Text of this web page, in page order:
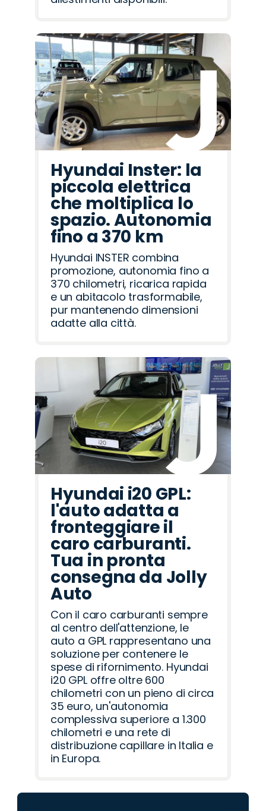
Hyundai Inster: la
piccola elettrica
che moltiplica lo
spazio. Autonomia
fino a 370 km
Hyundai INSTER combina
promozione, autonomia fino a
370 chilometri, ricarica rapida
e un abitacolo trasformabile,
pur mantenendo dimensioni
adatte alla città.
Hyundai i20 GPL:
l'auto adatta a
fronteggiare il
caro carburanti.
Tua in pronta
consegna da Jolly
Auto
Con il caro carburanti sempre
al centro dell'attenzione, le
auto a GPL rappresentano una
soluzione per contenere le
spese di rifornimento. Hyundai
i20 GPL offre oltre 600
chilometri con un pieno di circa
35 euro, un'autonomia
complessiva superiore a 1.300
chilometri e una rete di
distribuzione capillare in Italia e
in Europa.